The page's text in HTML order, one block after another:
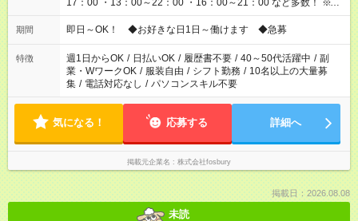
17：00 ・13：00～22：00 ・16：00～21：00 など多数！ ※お
仕事により勤務時間が異なります
期間 即日～OK！ ◆お好きな日1日～働けます ◆急募
特徴 週1日からOK / 日払いOK / 履歴書不要 / 40～50代活躍中 / 副
業・WワークOK / 服装自由 / シフト勤務 / 10名以上の大量募
集 / 電話対応なし / パソコンスキル不要
気になる！ 応募する 詳細へ
掲載元企業名 株式会社fosbury
掲載日：2026.08.08
未読